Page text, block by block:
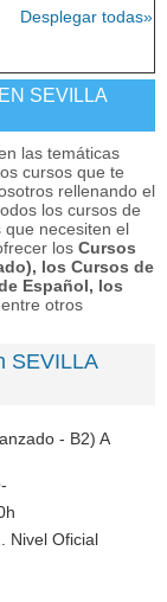
Desplegar todas»
SEVILLA
las temáticas
cursos que te
rellenando el
los cursos de
necesiten el
los Cursos
los Cursos de
Español, los
, entre otros
SEVILLA
- B2) A
Nivel Oficial